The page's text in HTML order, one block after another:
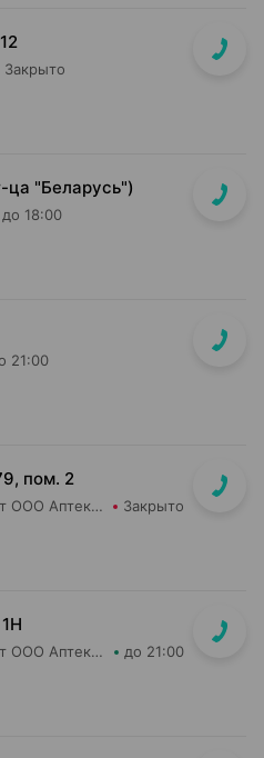
Закрыто
ца "Беларусь")
до 18:00
21:00
пом. 2
Столичная Аптека СП Самбест ООО Аптека №27 Закрыто
Столичная Аптека СП Самбест ООО Аптека №1 до 21:00